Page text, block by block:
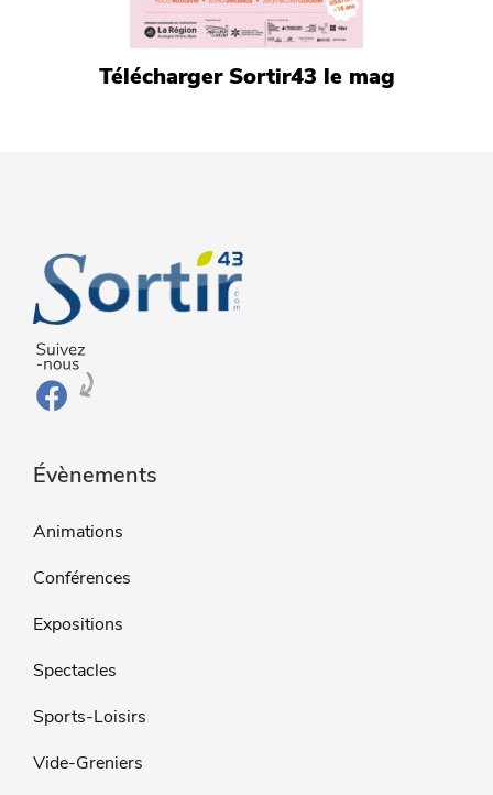
Télécharger Sortir43 le mag
Évènements
Animations
Conférences
Expositions
Spectacles
Sports-Loisirs
Vide-Greniers